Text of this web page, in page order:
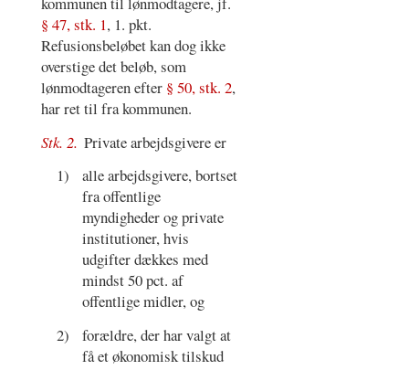
§ 47, stk. 1, 1. pkt.
Refusionsbeløbet kan dog ikke
overstige det beløb, som
lønmodtageren efter § 50, stk. 2,
har ret til fra kommunen.
Stk. 2. Private arbejdsgivere er
1)
alle arbejdsgivere, bortset
fra offentlige
myndigheder og private
institutioner, hvis
udgifter dækkes med
mindst 50 pct. af
offentlige midler, og
2)
forældre, der har valgt at
få et økonomisk tilskud